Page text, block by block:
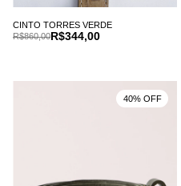
CINTO TORRES VERDE
R$344,00
R$860,00
40% OFF